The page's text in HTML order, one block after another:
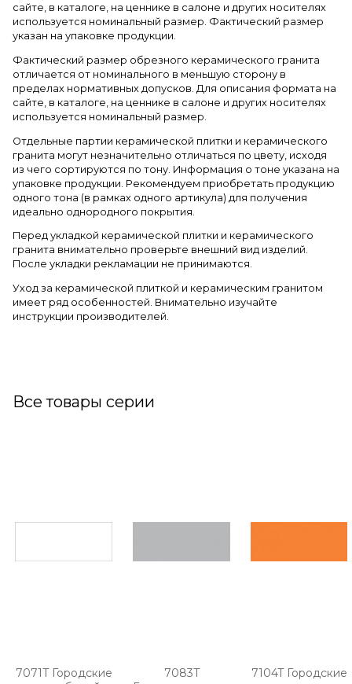
сайте, в каталоге, на ценнике в салоне и других носителях
используется номинальный размер. Фактический размер
указан на упаковке продукции.
Фактический размер обрезного керамического гранита
отличается от номинального в меньшую сторону в
пределах нормативных допусков. Для описания формата на
сайте, в каталоге, на ценнике в салоне и других носителях
используется номинальный размер.
Отдельные партии керамической плитки и керамического
гранита могут незначительно отличаться по цвету, исходя
из чего сортируются по тону. Информация о тоне указана на
упаковке продукции. Рекомендуем приобретать продукцию
одного тона (в рамках одного артикула) для получения
идеально однородного покрытия.
Перед укладкой керамической плитки и керамического
гранита внимательно проверьте внешний вид изделий.
После укладки рекламации не принимаются.
Уход за керамической плиткой и керамическим гранитом
имеет ряд особенностей. Внимательно изучайте
инструкции производителей.
Все товары серии
7071T Городские
7083T
7104T Городские